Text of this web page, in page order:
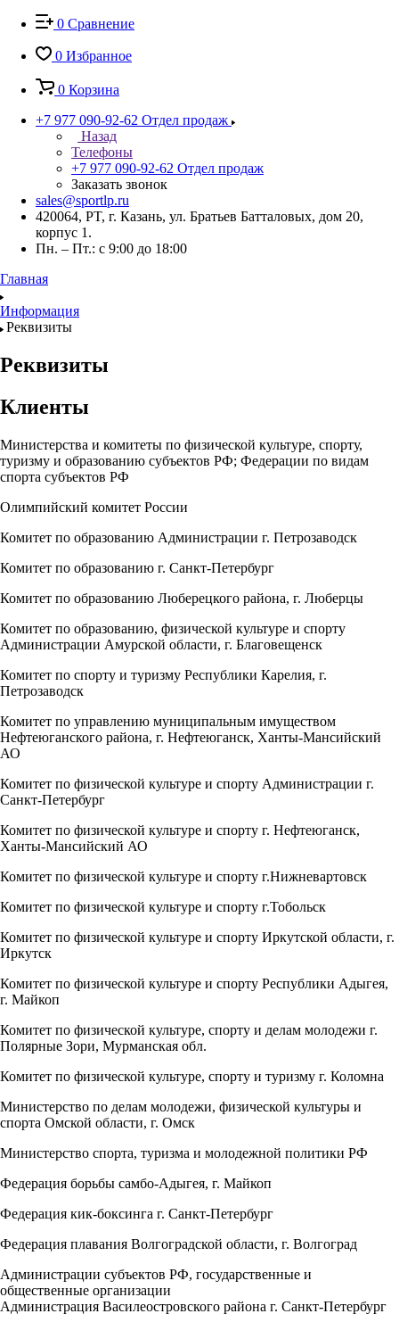
0 Сравнение
0 Избранное
0 Корзина
+7 977 090-92-62 Отдел продаж
Назад
Телефоны
+7 977 090-92-62 Отдел продаж
Заказать звонок
sales@sportlp.ru
420064, PT, г. Казань, ул. Братьев Батталовых, дом 20,
корпус 1.
Пн. – Пт.: с 9:00 до 18:00
Главная
Информация
Реквизиты
Реквизиты
Клиенты
Министерства и комитеты по физической культуре, спорту,
туризму и образованию субъектов РФ; Федерации по видам
спорта субъектов РФ
Олимпийский комитет России
Комитет по образованию Администрации г. Петрозаводск
Комитет по образованию г. Санкт-Петербург
Комитет по образованию Люберецкого района, г. Люберцы
Комитет по образованию, физической культуре и спорту
Администрации Амурской области, г. Благовещенск
Комитет по спорту и туризму Республики Карелия, г.
Петрозаводск
Комитет по управлению муниципальным имуществом
Нефтеюганского района, г. Нефтеюганск, Ханты-Мансийский
АО
Комитет по физической культуре и спорту Администрации г.
Санкт-Петербург
Комитет по физической культуре и спорту г. Нефтеюганск,
Ханты-Мансийский АО
Комитет по физической культуре и спорту г.Нижневартовск
Комитет по физической культуре и спорту г.Тобольск
Комитет по физической культуре и спорту Иркутской области, г.
Иркутск
Комитет по физической культуре и спорту Республики Адыгея,
г. Майкоп
Комитет по физической культуре, спорту и делам молодежи г.
Полярные Зори, Мурманская обл.
Комитет по физической культуре, спорту и туризму г. Коломна
Министерство по делам молодежи, физической культуры и
спорта Омской области, г. Омск
Министерство спорта, туризма и молодежной политики РФ
Федерация борьбы самбо-Адыгея, г. Майкоп
Федерация кик-боксинга г. Санкт-Петербург
Федерация плавания Волгоградской области, г. Волгоград
Администрации субъектов РФ, государственные и
общественные организации
Администрация Василеостровского района г. Санкт-Петербург